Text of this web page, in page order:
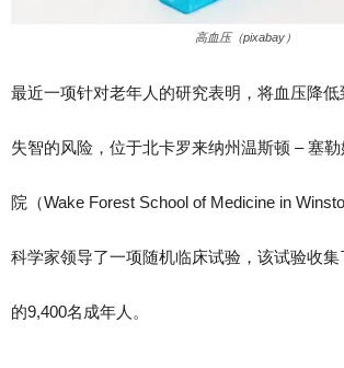
高血压（pixabay）
最近一项针对老年人的研究表明，将血压降
失智的风险，位于北卡罗来纳州温斯顿 – 塞
院（Wake Forest School of Medicine in
科学家领导了一项随机临床试验，该试验收
的9,400名成年人。